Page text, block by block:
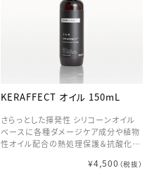
KERAFFECT オイル 150mL
さらっとした揮発性 シリコーンオイル
ベースに各種ダメージケア成分や植物
性オイル配合の熱処理保護＆抗酸化ハ
【オイルケラチン】配合でキューティクル
¥4,500 （税抜）